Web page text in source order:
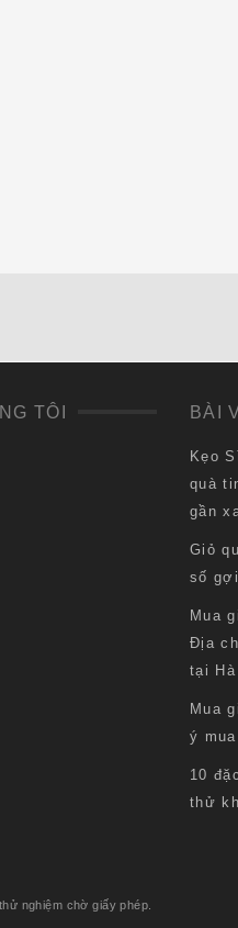
TÔI BÀI
Kẹo
quà
gần
Giỏ
số
Mua
Địa
tại Hà
Mua
ý
10
thử
nghiệm chờ giấy phép.